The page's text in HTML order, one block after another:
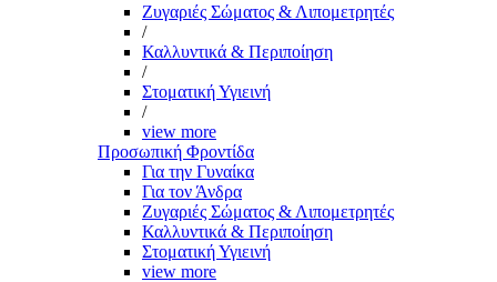
Ζυγαριές Σώματος & Λιπομετρητές
/
Καλλυντικά & Περιποίηση
/
Στοματική Υγιεινή
/
view more
Προσωπική Φροντίδα
Για την Γυναίκα
Για τον Άνδρα
Ζυγαριές Σώματος & Λιπομετρητές
Καλλυντικά & Περιποίηση
Στοματική Υγιεινή
view more